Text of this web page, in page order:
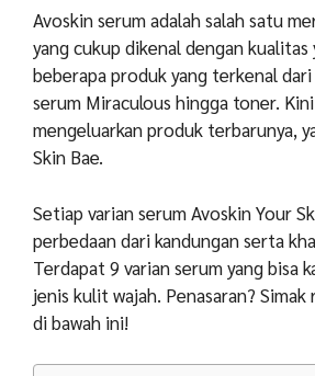
Avoskin serum adalah salah satu
yang cukup dikenal dengan kualitas
beberapa produk yang terkenal
serum Miraculous hingga toner.
mengeluarkan produk terbarunya,
Skin Bae.
Setiap varian serum Avoskin Your
perbedaan dari kandungan serta
Terdapat 9 varian serum yang bisa
jenis kulit wajah. Penasaran?
di bawah ini!